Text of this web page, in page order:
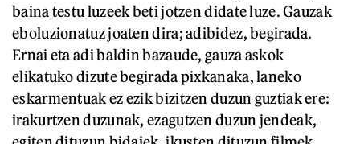
baina testu luzeek beti jotzen didate luze. Gauzak
eboluzionatuz joaten dira; adibidez, begirada.
Ernai eta adi baldin bazaude, gauza askok
elikatuko dizute begirada pixkanaka, laneko
eskarmentuak ez ezik bizitzen duzun guztiak ere:
irakurtzen duzunak, ezagutzen duzun jendeak,